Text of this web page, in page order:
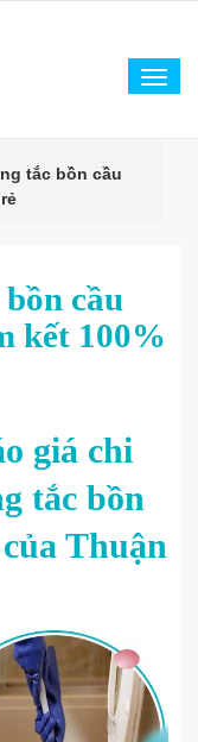
tắc bồn cầu
cầu
kết 100%
giá chi
tắc bồn
Thuận